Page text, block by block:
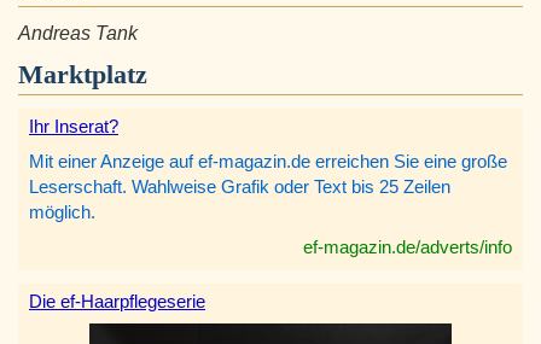
Andreas Tank
Marktplatz
Ihr Inserat?
Mit einer Anzeige auf ef-magazin.de erreichen Sie eine große
Leserschaft. Wahlweise Grafik oder Text bis 25 Zeilen
möglich.
ef-magazin.de/adverts/info
Die ef-Haarpflegeserie